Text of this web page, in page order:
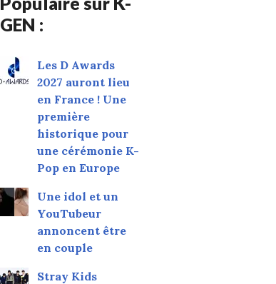
GEN :
Les D Awards
2027 auront lieu
en France ! Une
première
historique pour
une cérémonie K-
Pop en Europe
Une idol et un
YouTubeur
annoncent être
en couple
Stray Kids